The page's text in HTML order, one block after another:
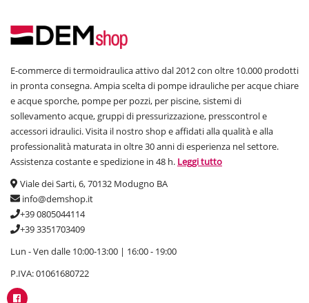
E-commerce di termoidraulica attivo dal 2012 con oltre 10.000 prodotti
in pronta consegna. Ampia scelta di pompe idrauliche per acque chiare
e acque sporche, pompe per pozzi, per piscine, sistemi di
sollevamento acque, gruppi di pressurizzazione, presscontrol e
accessori idraulici. Visita il nostro shop e affidati alla qualità e alla
professionalità maturata in oltre 30 anni di esperienza nel settore.
Assistenza costante e spedizione in 48 h. Leggi tutto
Viale dei Sarti, 6, 70132 Modugno BA
info@demshop.it
+39 0805044114
+39 3351703409
Lun - Ven dalle 10:00-13:00 | 16:00 - 19:00
P.IVA: 01061680722